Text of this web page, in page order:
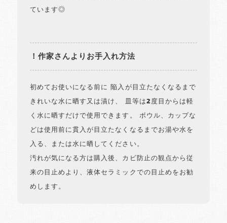
ています◎
！作家さんよりお手入れ方法
初めてお使いになる前に 陥入が目立たなくなるまで
きれいな水に晒す又は漬け、 皿等は2度目からは軽
く水に晒すだけで使用できます。 ボウル、カップな
どは使用前に貫入が目立たなくなるまでお湯や水を
入る、または水に晒してください。
汚れが気になる方は購入後、カビ防止の観点から従
来の目止めより、液体セラミックでの目止めをお勧
めします。